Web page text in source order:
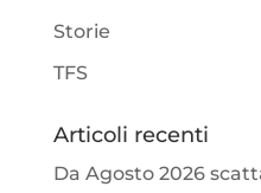
Storie
TFS
Articoli recenti
Da Agosto 2026